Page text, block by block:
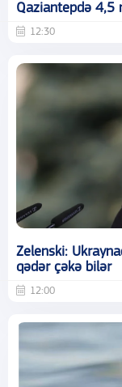
Qaziantepdə 4,5
12:30
Zelenski:
qədər çəkə bilər
12:00